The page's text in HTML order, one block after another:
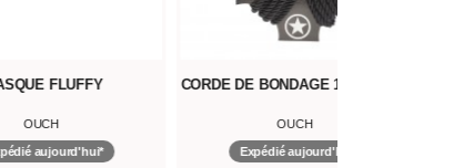
FLUFFY
OUCH
aujourd'hui*
CORDE DE BONDAGE 10 MÈTRES
OUCH
Expédié aujourd'hui*